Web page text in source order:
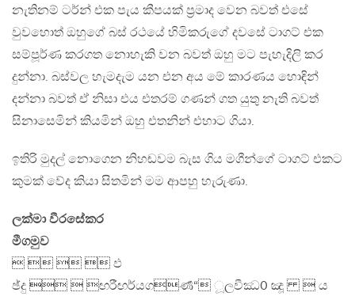
නැතිනම් ටර්න් එක පැය කීපයක් ප්‍රමාද වෙන බවත් එසේ
වුවහොත් ඔහුගේ බස් රථයේ හිමිකරුගේ දවසේ ටාගට් එක
සම්පූර්ණ කරගත නොහැකි වන බවත් ඔහු මට පැහැදිලි කර
දුන්නා. බස්වල හැමදැම යන එන අය මේ කාරණය හොඳින්
දන්නා බවත් ඒ නිසා එය එතරම් ගණන් ගත යුතු නැති බවත්
සිනාසෙමින් කියමින් ඔහු එතනින් එහාට ගියා.
ඉතිරි මුදල් නොගෙන නිහඬවම බැස ගිය මගීන්ගේ ටාගට් එකට
කුමක් වේද කියා සිතමින් මම ආපහු හැරුණා.
ලක්මා වීරසේකර
මීගමුව
    ඵ
ඡ්දු   ඟරීඟර්යගර්‍ණ“ ූලවීඣ0 ඤූ  ය